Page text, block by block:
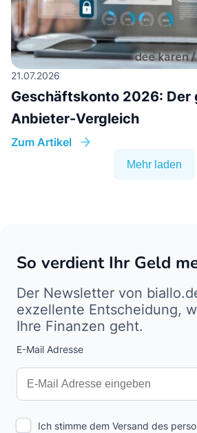
21.07.2026
Geschäftskonto 2026: Der
Anbieter-Vergleich
Zum Artikel
Mehr laden
So verdient Ihr Geld
Der Newsletter von
exzellente Entscheidung,
Ihre Finanzen geht.
E-Mail Adresse
Interests
Amount
Ich stimme dem Versand des